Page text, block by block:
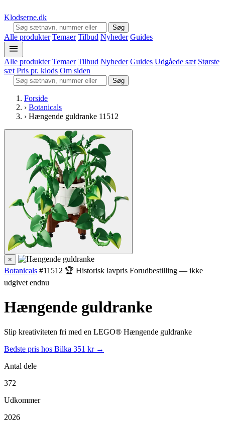
Klodserne.dk
Søg
Alle produkter Temaer Tilbud Nyheder Guides
Alle produkter Temaer Tilbud Nyheder Guides Udgåede sæt Største
sæt Pris pr. klods Om siden
Søg
Forside
› Botanicals
› Hængende guldranke 11512
×
Botanicals #11512 🏆 Historisk lavpris Forudbestilling — ikke
udgivet endnu
Hængende guldranke
Slip kreativiteten fri med en LEGO® Hængende guldranke
Bedste pris hos Bilka 351 kr →
Antal dele
372
Udkommer
2026